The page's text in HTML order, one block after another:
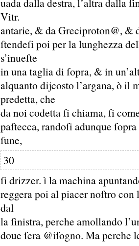
Vitr.
antarie, & da Greciproton@, &
ſtendeſi poi per la lunghezza
s’inueſte
in una taglia di ſopra, & in
alquanto dĳcosto l’argana, ò il
predetta, che
da noi codetta ſi chiama, ſi
paſtecca, randoſi adunque
ſune,
30
ſi drizzer.ì la machina
reggera poi al piacer noſtro con
dal
la ſinistra, perche amollando
doue ſera @iſogno. Ma perche